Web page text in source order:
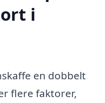
i
en dobbelt
flere faktorer,